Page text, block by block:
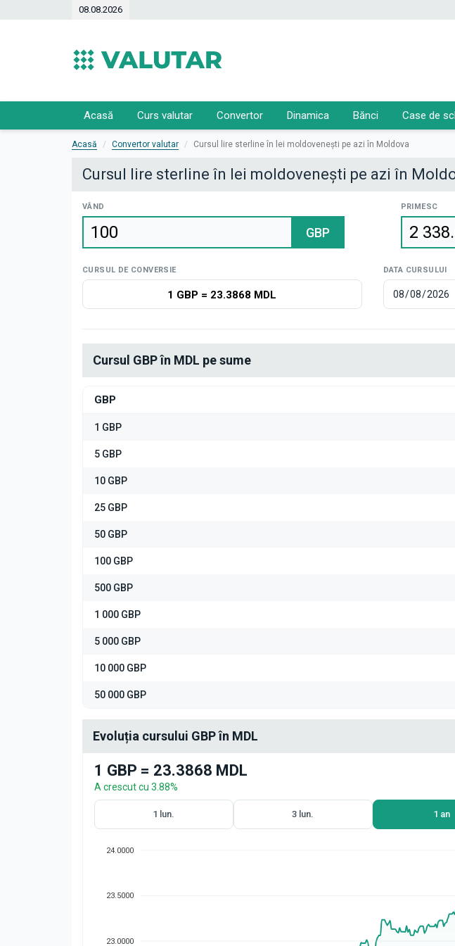
08.08.2026
Acasă Curs valutar Convertor Dinamica Bănci Case de
Acasă Convertor valutar Cursul lire sterline în lei moldovenești pe azi în Moldova
Cursul lire sterline în lei moldovenești pe azi în
VÂND
GBP
PRIMESC
CURSUL DE CONVERSIE
1 GBP = 23.3868 MDL
DATA CURSULUI
Cursul GBP în MDL pe sume
GBP
1 GBP
5 GBP
10 GBP
25 GBP
50 GBP
100 GBP
500 GBP
1 000 GBP
5 000 GBP
10 000 GBP
50 000 GBP
Evoluția cursului GBP în MDL
1 GBP = 23.3868 MDL
A crescut cu 3.88%
1 lun. 3 lun. 1 an
24.0000
23.5000
23.0000